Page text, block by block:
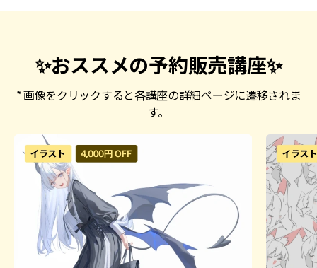
✨おススメの予約販売講座✨
* 画像をクリックすると各講座の詳細ページに遷移されま
す。